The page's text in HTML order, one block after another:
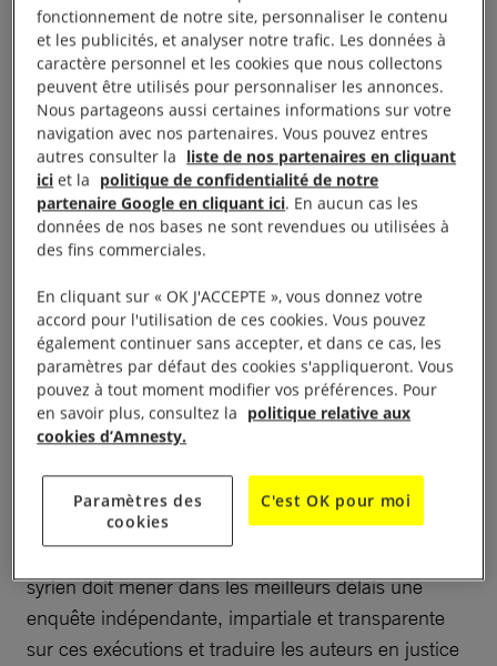
le ministère de la Justicea mis sur piedun comité
chargé d’enquêter sur les violations commises à
Soueïda et de traduire les responsables présumés
en justice.
Ce qui m’a le plus choqué, c’est de voir le corps de
mon fils se contorsionner sous l’impact des balles
campagne
« Lorsque des membres des forces militaires ou de
sécurité commettent un homicide délibéré et illégal,
complicité ou l’approbation du gouvernement, il
s’agit d’une exécution extrajudiciaire, un crime au
regard du droit international. Le gouvernement
syrien doit mener dans les meilleurs délais une
enquête indépendante, impartiale et transparente
sur ces exécutions et traduire les auteurs en justice
fonctionnement de notre site, personnaliser le contenu
et les publicités, et analyser notre trafic. Les données à
caractère personnel et les cookies que nous collectons
peuvent être utilisés pour personnaliser les annonces.
Nous partageons aussi certaines informations sur votre
navigation avec nos partenaires. Vous pouvez entres
autres consulter la liste de nos partenaires en cliquant
ici et la politique de confidentialité de notre
partenaire Google en cliquant ici. En aucun cas les
données de nos bases ne sont revendues ou utilisées à
des fins commerciales.
En cliquant sur « OK J'ACCEPTE », vous donnez votre
accord pour l'utilisation de ces cookies. Vous pouvez
également continuer sans accepter, et dans ce cas, les
paramètres par défaut des cookies s'appliqueront. Vous
pouvez à tout moment modifier vos préférences. Pour
en savoir plus, consultez la politique relative aux
cookies d’Amnesty.
Paramètres des
cookies
C'est OK pour moi